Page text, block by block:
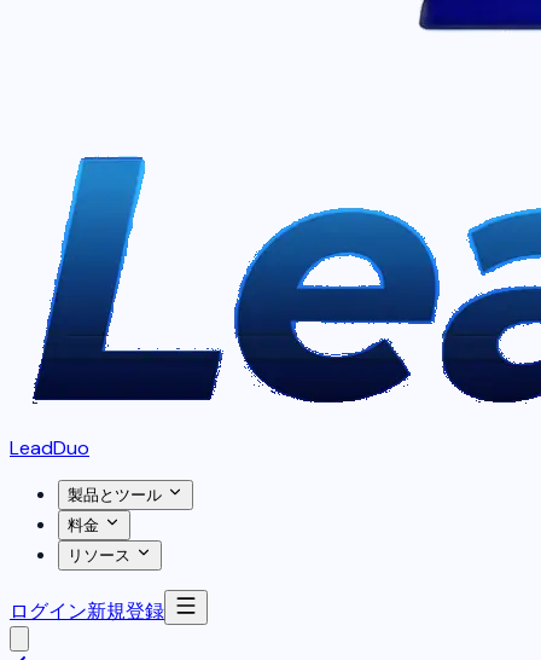
LeadDuo
製品とツール
料金
リソース
ログイン新規登録